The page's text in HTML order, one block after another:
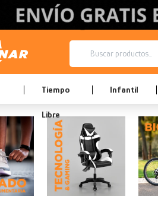
Tiempo
Libre
Infantil